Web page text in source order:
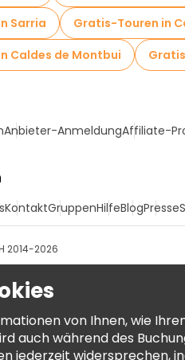
Sarria
Gratis-Touren in
Caldes de Montbui
Anbieter-AnmeldungAffiliate-
KontaktGruppenHilfeBlogPresse
2014-2026
von Ihnen, wie
auch während des
jederzeit widersprechen,